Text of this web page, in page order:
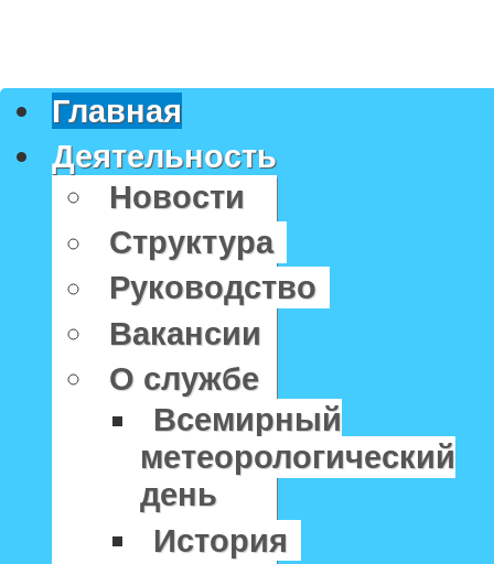
Главная
Деятельность
Новости
Структура
Руководство
Вакансии
О службе
Всемирный
метеорологический
день
История